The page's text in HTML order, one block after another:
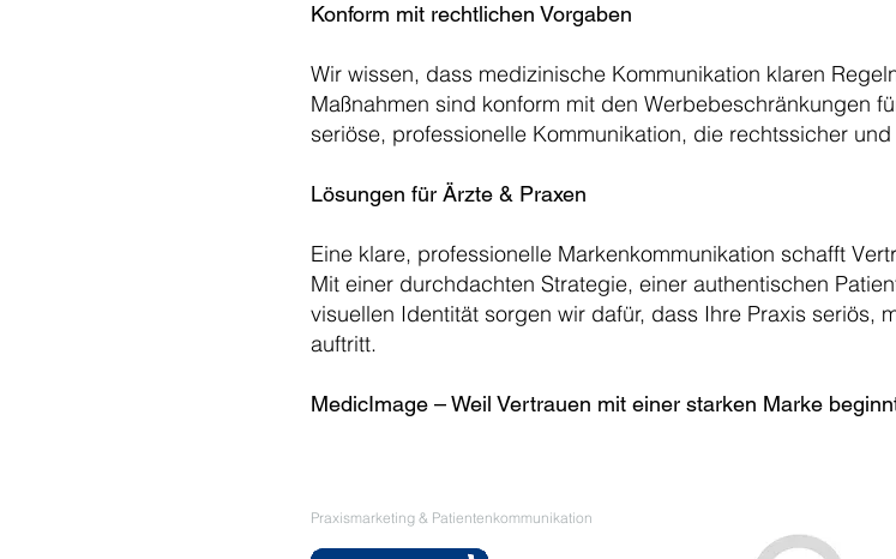
Konform mit rechtlichen Vorgaben
Wir wissen, dass medizinische Kommunikation klaren
Maßnahmen sind konform mit den Werbebeschränkungen
seriöse, professionelle Kommunikation, die rechtssicher
Lösungen für Ärzte & Praxen
Eine klare, professionelle Markenkommunikation schafft
Mit einer durchdachten Strategie, einer authentischen
visuellen Identität sorgen wir dafür, dass Ihre Praxis seriös,
auftritt.
MedicImage – Weil Vertrauen mit einer starken Marke
Praxismarketing & Patientenkommunikation